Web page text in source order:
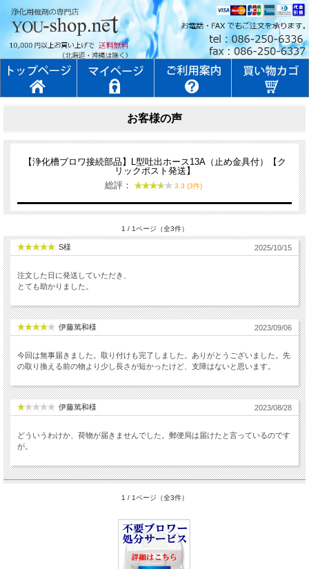
お客様の声
【浄化槽ブロワ接続部品】L型吐出ホース13A（止め金具付）【ク
リックポスト発送】
総評：
3.3 (3件)
1 / 1ページ（全3件）
S様 2025/10/15
注文した日に発送していただき、
とても助かりました。
伊藤篤和様 2023/09/06
今回は無事届きました。取り付けも完了しました。ありがとうございました。先
の取り換える前の物より少し長さが短かったけど、支障はないと思います。
伊藤篤和様 2023/08/28
どういうわけか、荷物が届きませんでした。郵便局は届けたと言っているのです
が。
1 / 1ページ（全3件）